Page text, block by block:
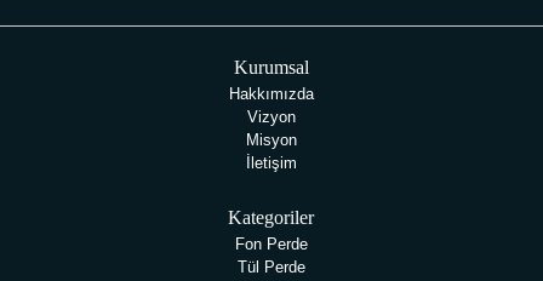
Kurumsal
Hakkımızda
Vizyon
Misyon
İletişim
Kategoriler
Fon Perde
Tül Perde
BİZ KİMİZ?
ULTRASONİK PERDE YIKAMA
MAĞAZALARIMIZ